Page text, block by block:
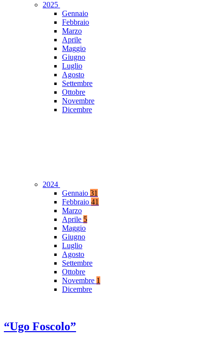
2025
Gennaio
Febbraio
Marzo
Aprile
Maggio
Giugno
Luglio
Agosto
Settembre
Ottobre
Novembre
Dicembre
2024
Gennaio 31
Febbraio 41
Marzo
Aprile 5
Maggio
Giugno
Luglio
Agosto
Settembre
Ottobre
Novembre 1
Dicembre
“Ugo Foscolo”